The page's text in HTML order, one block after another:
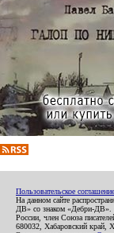
Пользовательское соглашение
На данном сайте
ДВ» со знаком «Дебри-ДВ».
России, член Союза
680032, Хабаровский край,